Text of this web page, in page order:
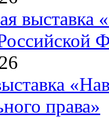
выставка
права»